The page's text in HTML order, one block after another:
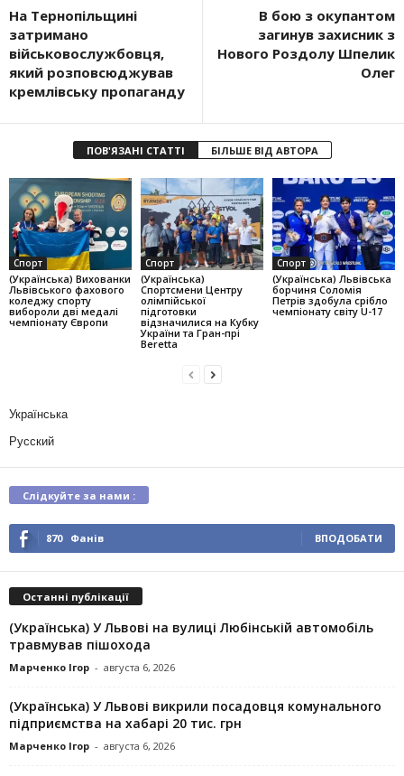
На Тернопільщині
затримано
військовослужбовця,
який розповсюджував
кремлівську пропаганду
В бою з окупантом
загинув захисник з
Нового Роздолу Шпелик
Олег
ПОВ'ЯЗАНІ СТАТТІ БІЛЬШЕ ВІД АВТОРА
Спорт
(Українська) Вихованки
Львівського фахового
коледжу спорту
вибороли дві медалі
чемпіонату Європи
Спорт
(Українська)
Спортсмени Центру
олімпійської
підготовки
відзначилися на Кубку
України та Гран-прі
Beretta
Спорт
(Українська) Львівська
борчиня Соломія
Петрів здобула срібло
чемпіонату світу U-17
Українська
Русский
Слідкуйте за нами :
870 Фанів ВПОДОБАТИ
Останні публікації
(Українська) У Львові на вулиці Любінській автомобіль
травмував пішохода
Марченко Ігор - августа 6, 2026
(Українська) У Львові викрили посадовця комунального
підприємства на хабарі 20 тис. грн
Марченко Ігор - августа 6, 2026